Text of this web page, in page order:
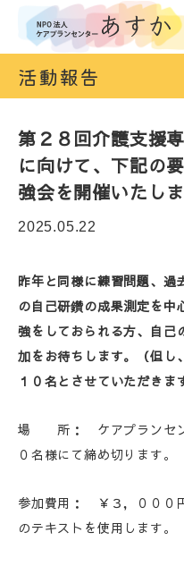
活動報告
第２８回介護支援
に向けて、下記の
強会を開催いたしま
2025.05.22
昨年と同様に練習問題、過
の自己研鑽の成果測定を中
強をしておられる方、自己
加をお待ちします。（但し
１０名とさせていただきま
場 所： ケアプランセ
０名様にて締め切ります。
参加費用： ￥３，０００
のテキストを使用します。